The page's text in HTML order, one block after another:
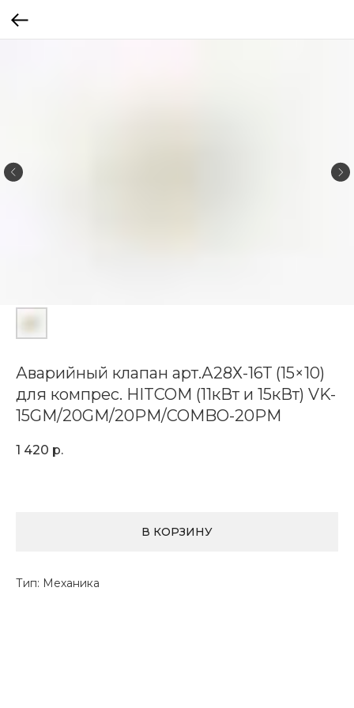
Аварийный клапан арт.А28Х-16Т (15×10)
для компрес. HITCOM (11кВт и 15кВт) VK-
15GM/20GM/20PM/COMBO-20PM
1 420 р.
В КОРЗИНУ
Тип: Механика